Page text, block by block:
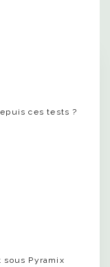
ces tests ?
sous Pyramix